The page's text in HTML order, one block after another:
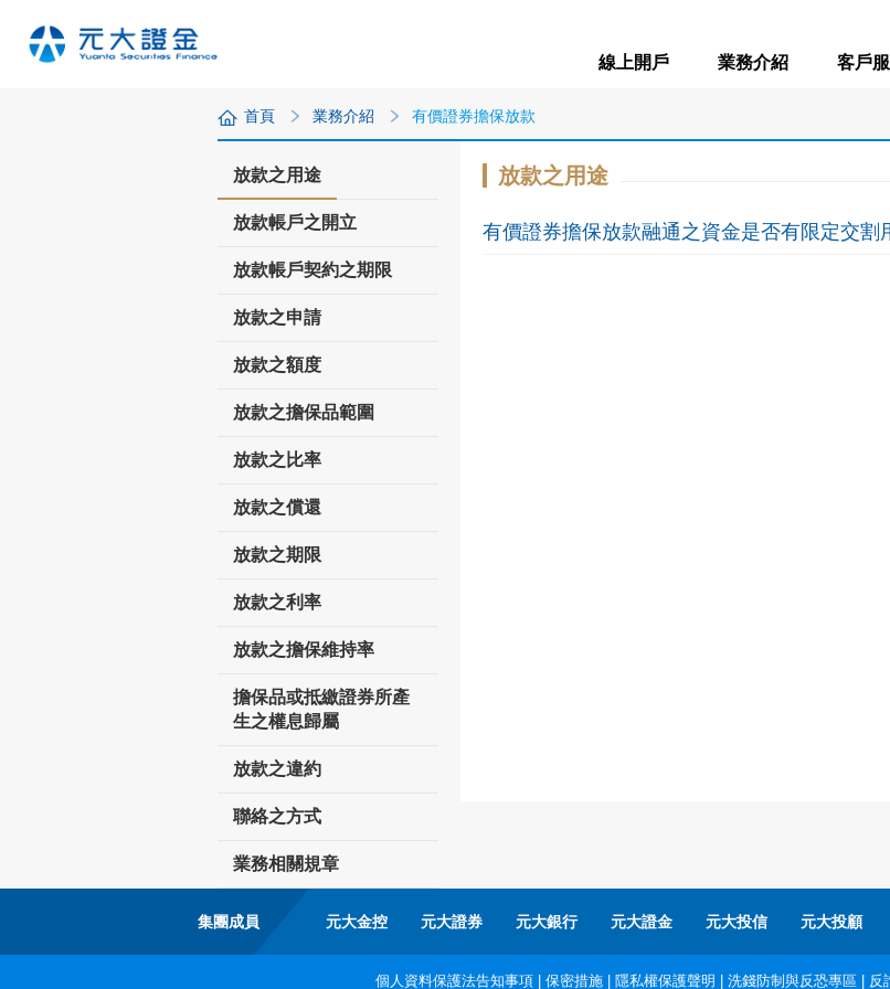
線上開戶 業務介紹 客戶
首頁 業務介紹 有價證券擔保放款
放款之用途
放款帳戶之開立
放款帳戶契約之期限
放款之申請
放款之額度
放款之擔保品範圍
放款之比率
放款之償還
放款之期限
放款之利率
放款之擔保維持率
擔保品或抵繳證券所產
生之權息歸屬
放款之違約
聯絡之方式
業務相關規章
放款之用途
有價證券擔保放款融通之資金是否有限定交割
集團成員 元大金控 元大證券 元大銀行 元大證金 元大投信 元大投顧
個人資料保護法告知事項 保密措施 隱私權保護聲明 洗錢防制與反恐專區 反